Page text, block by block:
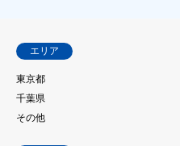
エリア
東京都
千葉県
その他